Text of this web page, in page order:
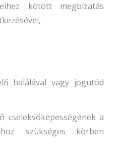
kötött megbízatás
halálával vagy jogutód
cselekvőképességének a
szükséges körben